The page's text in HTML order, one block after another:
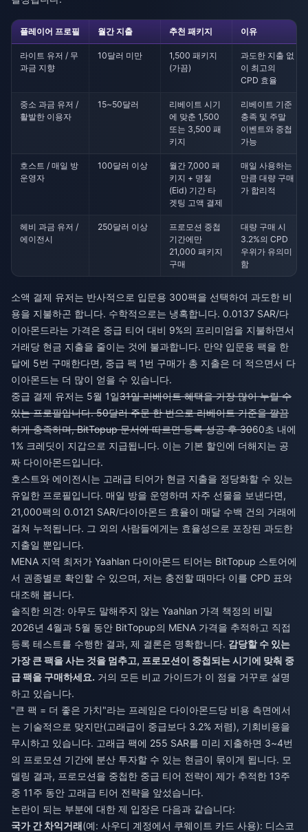
플레이어 프로필 월간 지출 추천 패키지 이유
라이트 유저 / 무
과금 지향
10달러 미만
1,500 패키지
(가끔)
과도한 지출 없
이 최고의
CPD 효율
중소 과금 유저 /
활발한 이용자
15~50달러
리베이트 시기
에 맞춘 1,500
또는 3,500 패
키지
리베이트 기준
충족 및 주말
이벤트와 중첩
가능
호스트 / 매일 방
운영자
100달러 이상
월간 7,000 패
키지 + 명절
(Eid) 기간 타
겟팅 고액 결제
매일 사용하는
만큼 대량 구매
가 합리적
헤비 과금 유저 /
에이전시
250달러 이상
프로모션 중첩
기간에만
21,000 패키지
구매
대량 구매 시
3.2%의 CPD
우위가 유의미
함
소액 결제 유저는 반사적으로 입문용 300팩을 선택하여 과도한 비
용을 지불하곤 합니다. 수학적으로는 냉혹합니다. 0.0137 SAR/다
이아몬드라는 가격은 중급 티어 대비 9%의 프리미엄을 지불하면서
거래당 현금 지출을 줄이는 것에 불과합니다. 만약 입문용 팩을 한
달에 5번 구매한다면, 중급 팩 1번 구매가 총 지출은 더 적으면서 다
이아몬드는 더 많이 얻을 수 있습니다.
중급 결제 유저는 5월 1일31일 리베이트 혜택을 가장 많이 누릴 수
있는 프로필입니다. 50달러 주문 한 번으로 리베이트 기준을 깔끔
하게 충족하며, BitTopup 문서에 따르면 등록 성공 후 3060초 내에
1% 크레딧이 지갑으로 지급됩니다. 이는 기본 할인에 더해지는 공
짜 다이아몬드입니다.
호스트와 에이전시는 고래급 티어가 현금 지출을 정당화할 수 있는
유일한 프로필입니다. 매일 방을 운영하며 자주 선물을 보낸다면,
21,000팩의 0.0121 SAR/다이아몬드 효율이 매달 수백 건의 거래에
걸쳐 누적됩니다. 그 외의 사람들에게는 효율성으로 포장된 과도한
지출일 뿐입니다.
MENA 지역 최저가 Yaahlan 다이아몬드 티어는 BitTopup 스토어에
서 권종별로 확인할 수 있으며, 저는 충전할 때마다 이를 CPD 표와
대조해 봅니다.
솔직한 의견: 아무도 말해주지 않는 Yaahlan 가격 책정의 비밀
2026년 4월과 5월 동안 BitTopup의 MENA 가격을 추적하고 직접
등록 테스트를 수행한 결과, 제 결론은 명확합니다. 감당할 수 있는
가장 큰 팩을 사는 것을 멈추고, 프로모션이 중첩되는 시기에 맞춰 중
급 팩을 구매하세요. 거의 모든 비교 가이드가 이 점을 거꾸로 설명
하고 있습니다.
"큰 팩 = 더 좋은 가치"라는 프레임은 다이아몬드당 비용 측면에서
는 기술적으로 맞지만(고래급이 중급보다 3.2% 저렴), 기회비용을
무시하고 있습니다. 고래급 팩에 255 SAR를 미리 지출하면 3~4번
의 프로모션 기간에 분산 투자할 수 있는 현금이 묶이게 됩니다. 모
델링 결과, 프로모션을 중첩한 중급 티어 전략이 제가 추적한 13주
중 11주 동안 고래급 티어 전략을 앞섰습니다.
논란이 되는 부분에 대한 제 입장은 다음과 같습니다:
국가 간 차익거래(예: 사우디 계정에서 쿠웨이트 카드 사용): 디스코